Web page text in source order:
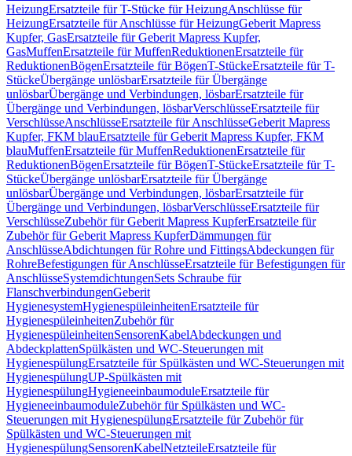
HeizungErsatzteile für T-Stücke für HeizungAnschlüsse für
HeizungErsatzteile für Anschlüsse für HeizungGeberit Mapress
Kupfer, GasErsatzteile für Geberit Mapress Kupfer,
GasMuffenErsatzteile für MuffenReduktionenErsatzteile für
ReduktionenBögenErsatzteile für BögenT-StückeErsatzteile für T-
StückeÜbergänge unlösbarErsatzteile für Übergänge
unlösbarÜbergänge und Verbindungen, lösbarErsatzteile für
Übergänge und Verbindungen, lösbarVerschlüsseErsatzteile für
VerschlüsseAnschlüsseErsatzteile für AnschlüsseGeberit Mapress
Kupfer, FKM blauErsatzteile für Geberit Mapress Kupfer, FKM
blauMuffenErsatzteile für MuffenReduktionenErsatzteile für
ReduktionenBögenErsatzteile für BögenT-StückeErsatzteile für T-
StückeÜbergänge unlösbarErsatzteile für Übergänge
unlösbarÜbergänge und Verbindungen, lösbarErsatzteile für
Übergänge und Verbindungen, lösbarVerschlüsseErsatzteile für
VerschlüsseZubehör für Geberit Mapress KupferErsatzteile für
Zubehör für Geberit Mapress KupferDämmungen für
AnschlüsseAbdichtungen für Rohre und FittingsAbdeckungen für
RohreBefestigungen für AnschlüsseErsatzteile für Befestigungen für
AnschlüsseSystemdichtungenSets Schraube für
FlanschverbindungenGeberit
HygienesystemHygienespüleinheitenErsatzteile für
HygienespüleinheitenZubehör für
HygienespüleinheitenSensorenKabelAbdeckungen und
AbdeckplattenSpülkästen und WC-Steuerungen mit
HygienespülungErsatzteile für Spülkästen und WC-Steuerungen mit
HygienespülungUP-Spülkästen mit
HygienespülungHygieneeinbaumoduleErsatzteile für
HygieneeinbaumoduleZubehör für Spülkästen und WC-
Steuerungen mit HygienespülungErsatzteile für Zubehör für
Spülkästen und WC-Steuerungen mit
HygienespülungSensorenKabelNetzteileErsatzteile für